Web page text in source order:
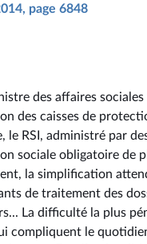
page 6848
des affaires
des caisses de
RSI, administré par
sociale obligatoire de
la simplification
de traitement des
La difficulté la plus
compliquent le